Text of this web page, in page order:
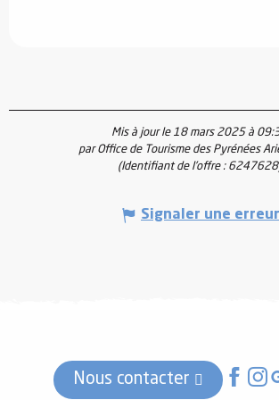
Mis à jour le 18 mars 2025 à
par Office de Tourisme des Pyrénées
(Identifiant de l'offre : 6247628
Signaler une erreur
Nous contacter